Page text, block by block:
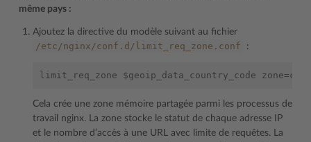
même pays :
Ajoutez la directive du modèle suivant au fichier
/etc/nginx/conf.d/limit_req_zone.conf :
Cela crée une zone mémoire partagée parmi les processus de
travail nginx. La zone stocke le statut de chaque adresse IP
et le nombre d’accès à une URL avec limite de requêtes. La